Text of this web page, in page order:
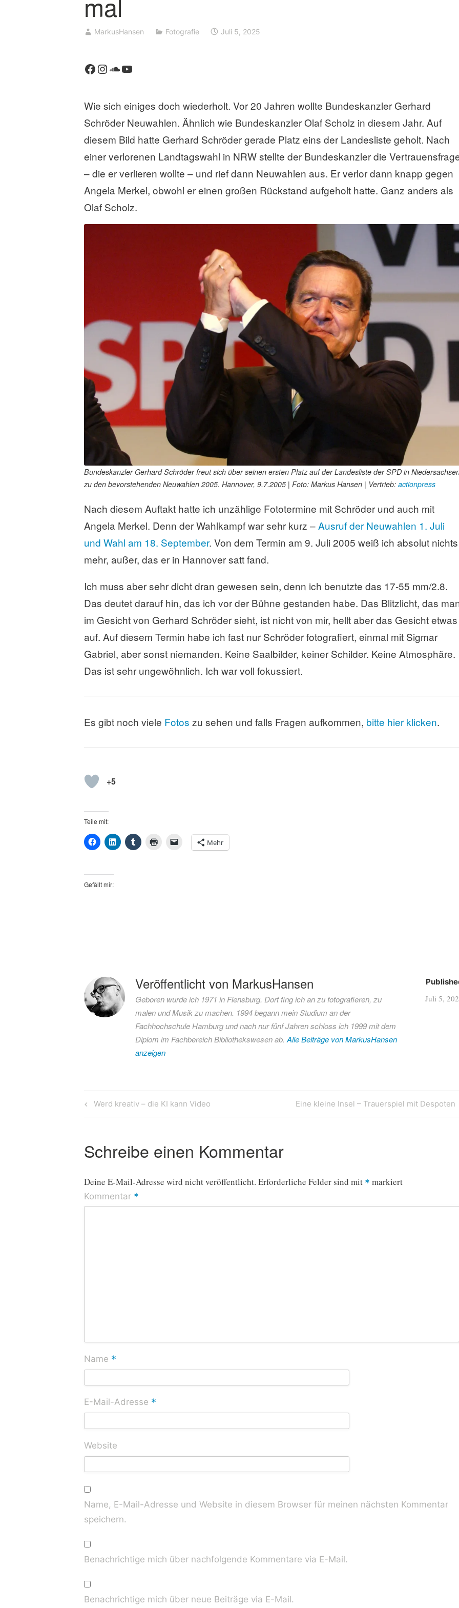
MarkusHansen Fotografie Juli 5, 2025
Facebook
Instagram
SoundCloud
YouTube
Wie sich einiges doch wiederholt. Vor 20 Jahren wollte Bundeskanzler Gerhard
Schröder Neuwahlen. Ähnlich wie Bundeskanzler Olaf Scholz in diesem Jahr. Auf
diesem Bild hatte Gerhard Schröder gerade Platz eins der Landesliste geholt. Nach
einer verlorenen Landtagswahl in NRW stellte der Bundeskanzler die
– die er verlieren wollte – und rief dann Neuwahlen aus. Er verlor dann knapp gegen
Angela Merkel, obwohl er einen großen Rückstand aufgeholt hatte. Ganz anders als
Olaf Scholz.
Bundeskanzler Gerhard Schröder freut sich über seinen ersten Platz auf der Landesliste der SPD in
zu den bevorstehenden Neuwahlen 2005. Hannover, 9.7.2005 | Foto: Markus Hansen | Vertrieb: actionpress
Nach diesem Auftakt hatte ich unzählige Fototermine mit Schröder und auch mit
Angela Merkel. Denn der Wahlkampf war sehr kurz –Ausruf der Neuwahlen 1. Juli
und Wahl am 18. September. Von dem Termin am 9. Juli 2005 weiß ich absolut nichts
mehr, außer, das er in Hannover satt fand.
Ich muss aber sehr dicht dran gewesen sein, denn ich benutzte das 17-55 mm/2.8.
Das deutet darauf hin, das ich vor der Bühne gestanden habe. Das Blitzlicht, das
im Gesicht von Gerhard Schröder sieht, ist nicht von mir, hellt aber das Gesicht etwas
auf. Auf diesem Termin habe ich fast nur Schröder fotografiert, einmal mit Sigmar
Gabriel, aber sonst niemanden. Keine Saalbilder, keiner Schilder. Keine Atmosphäre.
Das ist sehr ungewöhnlich. Ich war voll fokussiert.
Es gibt noch viele Fotos zu sehen und falls Fragen aufkommen, bitte hier klicken.
+5
Teile mit:
Mehr
Gefällt mir:
Bundeskanzler
Gerhard
Schröder
Veröffentlicht von MarkusHansen
Geboren wurde ich 1971 in Flensburg. Dort fing ich an zu fotografieren, zu
malen und Musik zu machen. 1994 begann mein Studium an der
Fachhochschule Hamburg und nach nur fünf Jahren schloss ich 1999 mit dem
Diplom im Fachbereich Bibliothekswesen ab. Alle Beiträge von MarkusHansen
anzeigen
Juli 5,
Beitragsnavigation
Previous
Post
Werd kreativ – die KI kann Video
Next
Post
Eine kleine Insel – Trauerspiel mit Despoten
Schreibe einen Kommentar
Deine E-Mail-Adresse wird nicht veröffentlicht. Erforderliche Felder sind mit * markiert
Kommentar *
Name *
E-Mail-Adresse *
Website
Name, E-Mail-Adresse und Website in diesem Browser für meinen nächsten Kommentar
speichern.
Benachrichtige mich über nachfolgende Kommentare via E-Mail.
Benachrichtige mich über neue Beiträge via E-Mail.